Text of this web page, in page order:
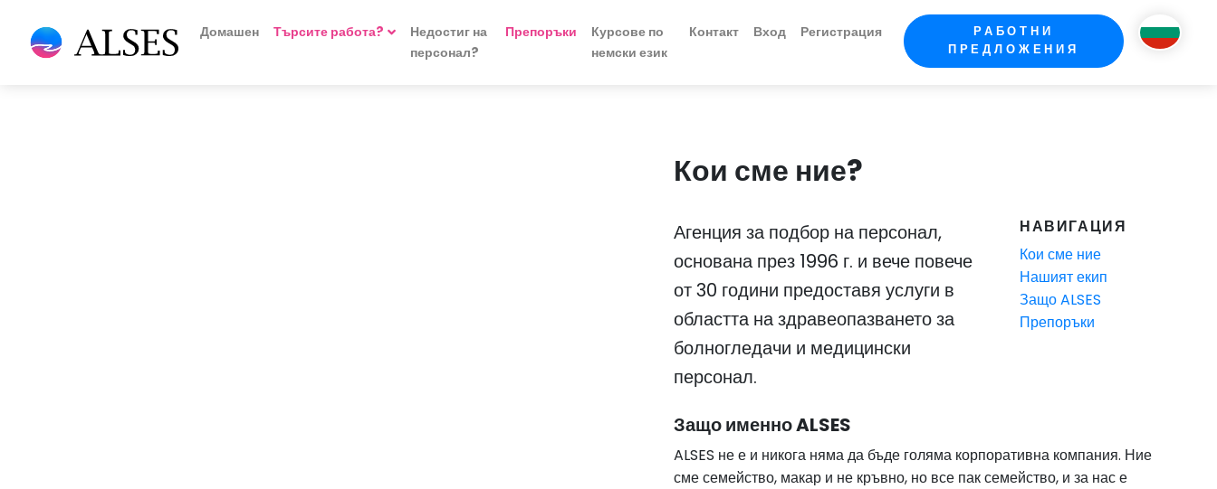
Домашен Търсите работа?
Недостиг на
персонал?
Препоръки
Курсове по
немски език
Контакт Вход Регистрация
РАБОТНИ
ПРЕДЛОЖЕНИЯ
Кои сме ние?
Агенция за подбор на персонал,
основана през 1996 г. и вече повече
от 30 години предоставя услуги в
областта на здравеопазването за
болногледачи и медицински
персонал.
НАВИГАЦИЯ
Кои сме ние
Нашият екип
Защо ALSES
Препоръки
Защо именно ALSES
ALSES не е и никога няма да бъде голяма корпоративна компания. Ние
сме семейство, макар и не кръвно, но все пак семейство, и за нас е